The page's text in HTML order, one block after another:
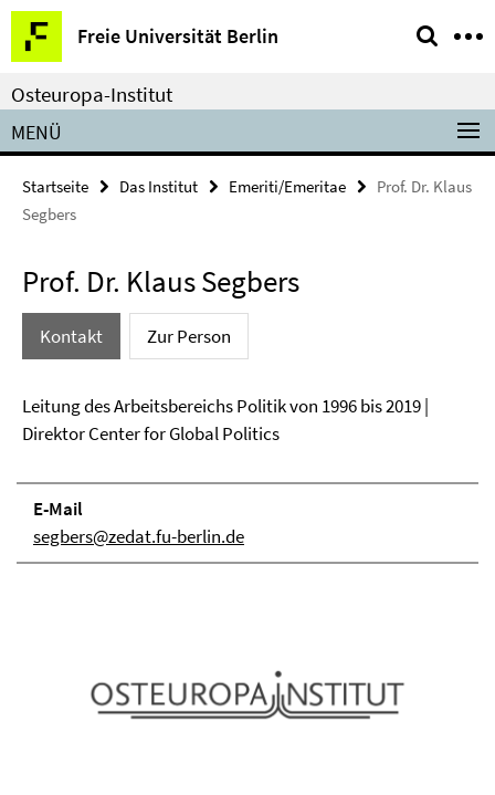
Springe
direkt
zu
Inhalt
Freie Universität Berlin
Service-
Navigation
Osteuropa-Institut
MENÜ
Startseite Das Institut Emeriti/Emeritae
Prof. Dr. Klaus
Segbers
Prof. Dr. Klaus Segbers
Kontakt Zur Person
Leitung des Arbeitsbereichs Politik von 1996 bis 2019 |
Direktor Center for Global Politics
E-Mail
segbers@zedat.fu-berlin.de